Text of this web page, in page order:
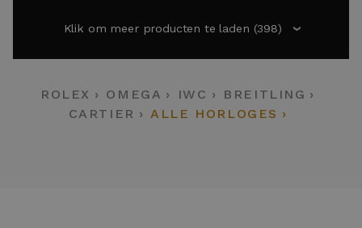
Klik om meer producten te laden (398) ›
ROLEX OMEGA IWC
BREITLING
CARTIER
ALLE HORLOGES